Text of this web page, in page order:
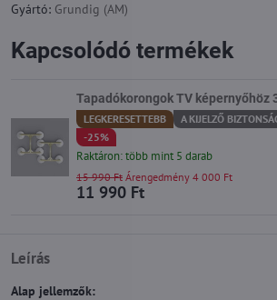
Gyártó: Grundig (AM)
Leírás
Alap jellemzők:
Kapcsolódó termékek
Tapadókorongok TV képernyőhöz
LEGKERESETTEBB
A KIJELZŐ
-25%
Raktáron: több mint 5 darab
11 990 Ft
15 990 Ft Árengedmény 4 000 Ft